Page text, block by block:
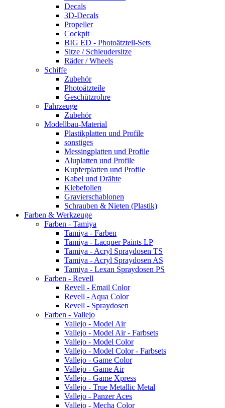
Decals
3D-Decals
Propeller
Cockpit
BIG ED - Photoätzteil-Sets
Sitze / Schleudersitze
Räder / Wheels
Schiffe
Zubehör
Photoätzteile
Geschützrohre
Fahrzeuge
Zubehör
Modellbau-Material
Plastikplatten und Profile
sonstiges
Messingplatten und Profile
Aluplatten und Profile
Kupferplatten und Profile
Kabel und Drähte
Klebefolien
Gravierschablonen
Schrauben & Nieten (Plastik)
Farben & Werkzeuge
Farben - Tamiya
Tamiya - Farben
Tamiya - Lacquer Paints LP
Tamiya - Acryl Spraydosen TS
Tamiya - Acryl Spraydosen AS
Tamiya - Lexan Spraydosen PS
Farben - Revell
Revell - Email Color
Revell - Aqua Color
Revell - Spraydosen
Farben - Vallejo
Vallejo - Model Air
Vallejo - Model Air - Farbsets
Vallejo - Model Color
Vallejo - Model Color - Farbsets
Vallejo - Game Color
Vallejo - Game Air
Vallejo - Game Xpress
Vallejo - True Metallic Metal
Vallejo - Panzer Aces
Vallejo - Mecha Color